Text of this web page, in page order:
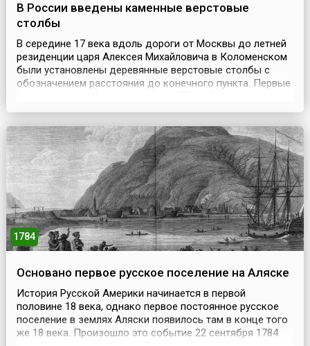
В России введены каменные верстовые
столбы
В середине 17 века вдоль дороги от Москвы до летней
резиденции царя Алексея Михайловича в Коломенском
были установлены деревянные верстовые столбы с
обозначением расстояния до конечного пункта. Первые
Царского Села и Петергофа также были деревянными.
года в царствование Екатерины II комиссия о кам...
1784
Основано первое русское поселение на Аляске
История Русской Америки начинается в первой
половине 18 века, однако первое постоянное русское
поселение в землях Аляски появилось там в конце того
же 18 века. Произошло это событие 22 сентября 1784